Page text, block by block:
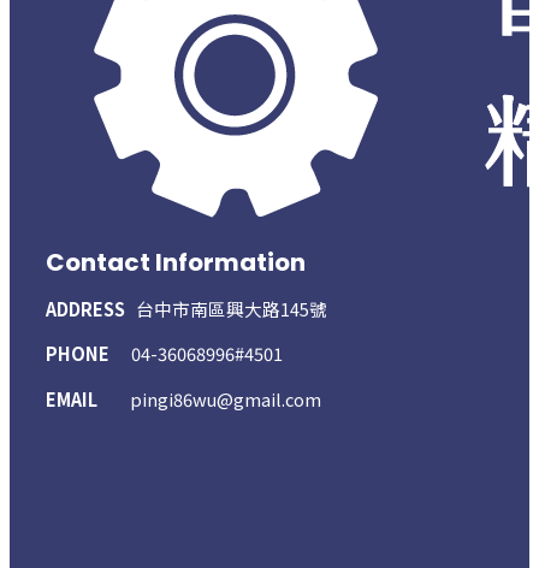
Contact Information
ADDRESS 台中市南區興大路145號
PHONE 04-36068996#4501
EMAIL pingi86wu@gmail.com